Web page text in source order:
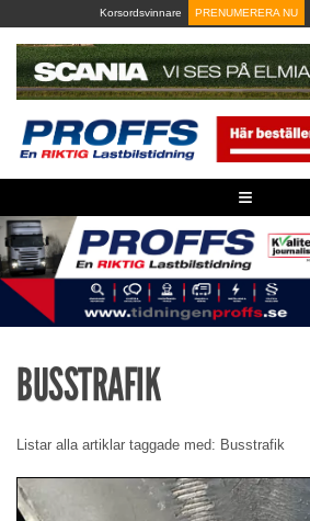
to
content
Korsordsvinnare PRENUMERERA NU
≡
BUSSTRAFIK
Listar alla artiklar taggade med: Busstrafik